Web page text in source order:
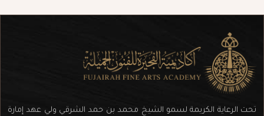
تحت الرعاية الكريمة لسمو الشيخ محمد بن حمد الشرقي ولي عهد إمارة